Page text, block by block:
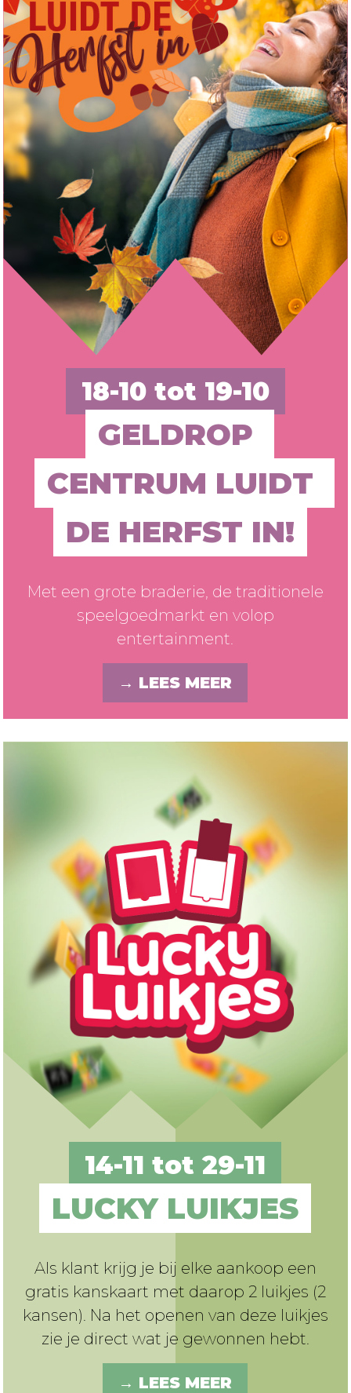
18-10 tot 19-10
GELDROP
CENTRUM LUIDT
DE HERFST IN!
Met een grote braderie, de traditionele
speelgoedmarkt en volop
entertainment.
→ LEES MEER
14-11 tot 29-11
LUCKY LUIKJES
Als klant krijg je bij elke aankoop een
gratis kanskaart met daarop 2 luikjes (2
kansen). Na het openen van deze luikjes
zie je direct wat je gewonnen hebt.
→ LEES MEER